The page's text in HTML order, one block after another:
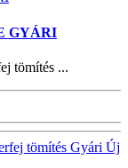
GYÁRI
tömítés ...